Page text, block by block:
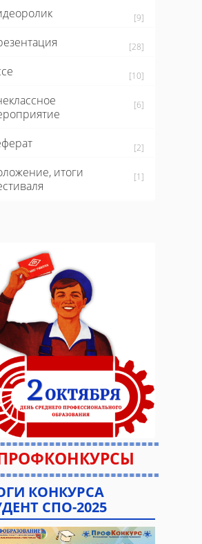
[9]
[28]
[10]
[6]
[2]
итоги
[1]
КОНКУРСА
СПО-2025